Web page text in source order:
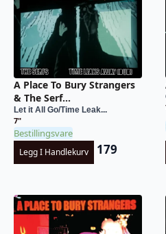
A Place To Bury Strangers
& The Serf...
Let it All Go/Time Leak...
7"
Bestillingsvare
Legg I Handlekurv 179